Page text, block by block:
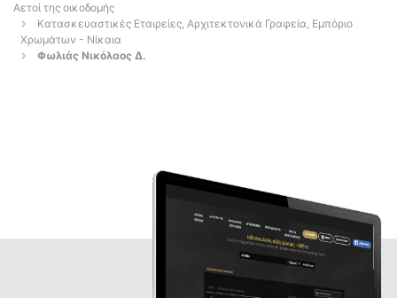
Αετοί της οικοδομής
Κατασκευαστικές Εταιρείες, Αρχιτεκτονικά Γραφεία, Εμπόριο
Χρωμάτων - Νίκαια
Φωλιάς Νικόλαος Δ.